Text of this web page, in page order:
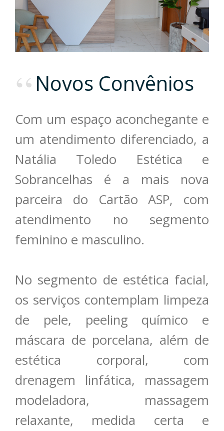
Novos Convênios
Com um espaço aconchegante e
um atendimento diferenciado, a
Natália Toledo Estética e
Sobrancelhas é a mais nova
parceira do Cartão ASP, com
atendimento no segmento
feminino e masculino.
No segmento de estética facial,
os serviços contemplam limpeza
de pele, peeling químico e
máscara de porcelana, além de
estética corporal, com
drenagem linfática, massagem
modeladora, massagem
relaxante, medida certa e